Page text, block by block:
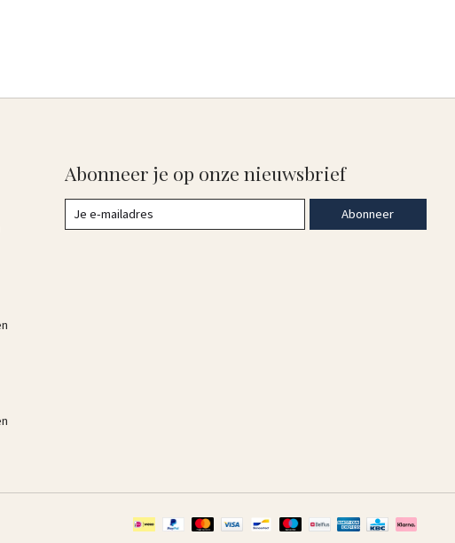
Abonneer je op onze nieuwsbrief
Abonneer